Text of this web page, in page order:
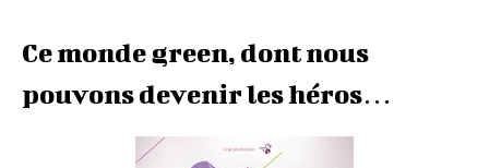
Ce monde green, dont nous
pouvons devenir les héros…